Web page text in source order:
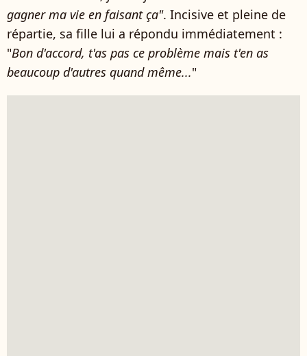
gagner ma vie en faisant ça". Incisive et pleine de
répartie, sa fille lui a répondu immédiatement :
"Bon d'accord, t'as pas ce problème mais t'en as
beaucoup d'autres quand même..."